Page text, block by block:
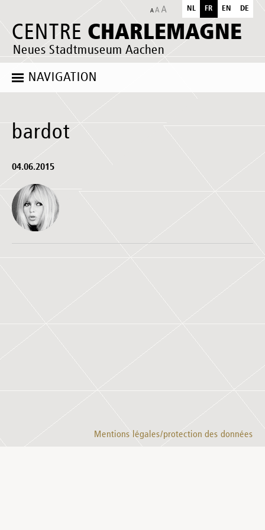
CENTRE CHARLEMAGNE
Neues Stadtmuseum Aachen
NL FR EN DE
NAVIGATION
bardot
04.06.2015
Mentions légales/protection des données